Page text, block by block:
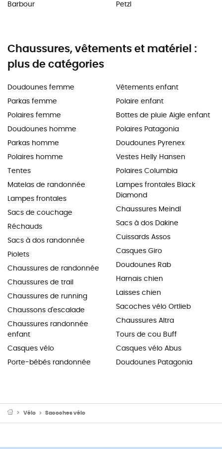
Barbour
Petzl
Chaussures, vêtements et matériel :
plus de catégories
Doudounes femme
Parkas femme
Polaires femme
Doudounes homme
Parkas homme
Polaires homme
Tentes
Matelas de randonnée
Lampes frontales
Sacs de couchage
Réchauds
Sacs à dos randonnée
Piolets
Chaussures de randonnée
Chaussures de trail
Chaussures de running
Chaussons d'escalade
Chaussures randonnée
enfant
Casques vélo
Porte-bébés randonnée
Vêtements enfant
Polaire enfant
Bottes de pluie Aigle enfant
Polaires Patagonia
Doudounes Pyrenex
Vestes Helly Hansen
Polaires Columbia
Lampes frontales Black
Diamond
Chaussures Meindl
Sacs à dos Dakine
Cuissards Assos
Casques Giro
Doudounes Rab
Harnais chien
Laisses chien
Sacoches vélo Ortlieb
Chaussures Altra
Tours de cou Buff
Casques vélo Abus
Doudounes Patagonia
Vélo Sacoches vélo